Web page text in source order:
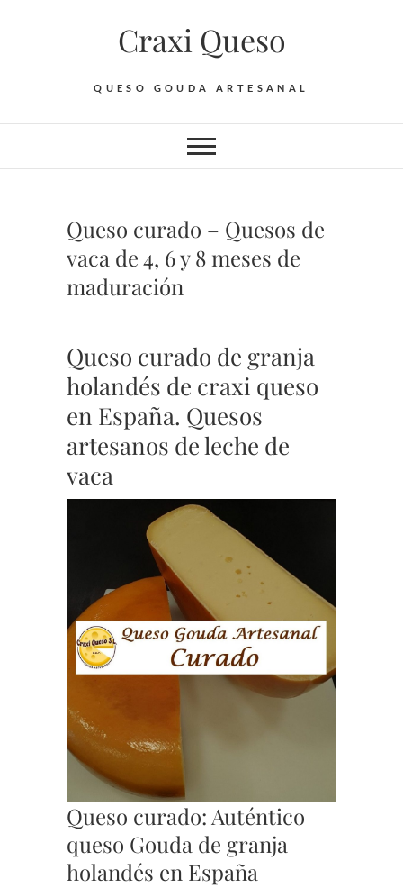
Craxi Queso
QUESO GOUDA ARTESANAL
Queso curado – Quesos de
vaca de 4, 6 y 8 meses de
maduración
Queso curado de granja
holandés de craxi queso
en España. Quesos
artesanos de leche de
vaca
Queso curado: Auténtico
queso Gouda de granja
holandés en España